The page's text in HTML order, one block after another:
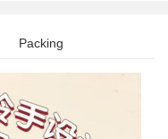
Packing